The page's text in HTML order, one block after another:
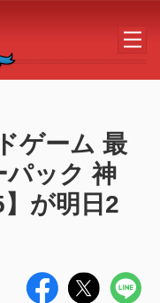
ゲーム 最
パック 神
が明日2